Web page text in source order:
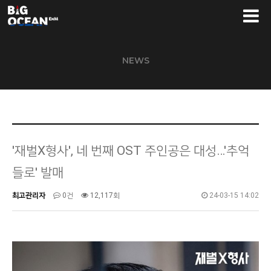
NEWS
'재벌X형사', 네 번째 OST 주인공은 대성…'추억
들로' 발매
최고관리자 0건 12,117회 24-03-15 14:02